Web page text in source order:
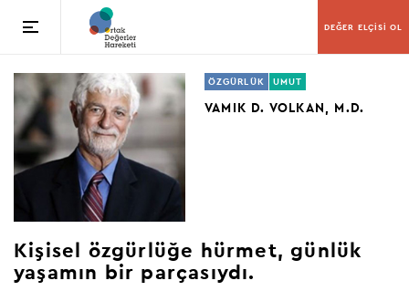
DEĞER ELÇİSİ OL
ÖZGÜRLÜK UMUT
VAMIK D. VOLKAN, M.D.
Kişisel özgürlüğe hürmet, günlük
yaşamın bir parçasıydı.